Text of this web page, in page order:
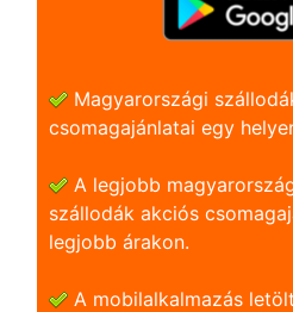
Magyarországi
csomagajánlatai egy
A legjobb
szállodák akciós
legjobb árakon.
A mobilalkalmazás